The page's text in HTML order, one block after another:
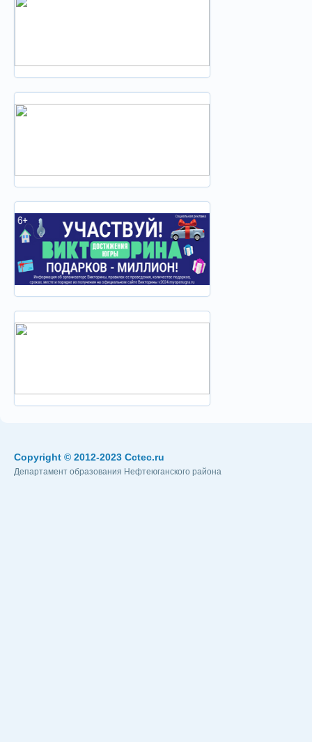
Copyright © 2012-2023 Cctec.ru
Департамент образования Нефтеюганского района